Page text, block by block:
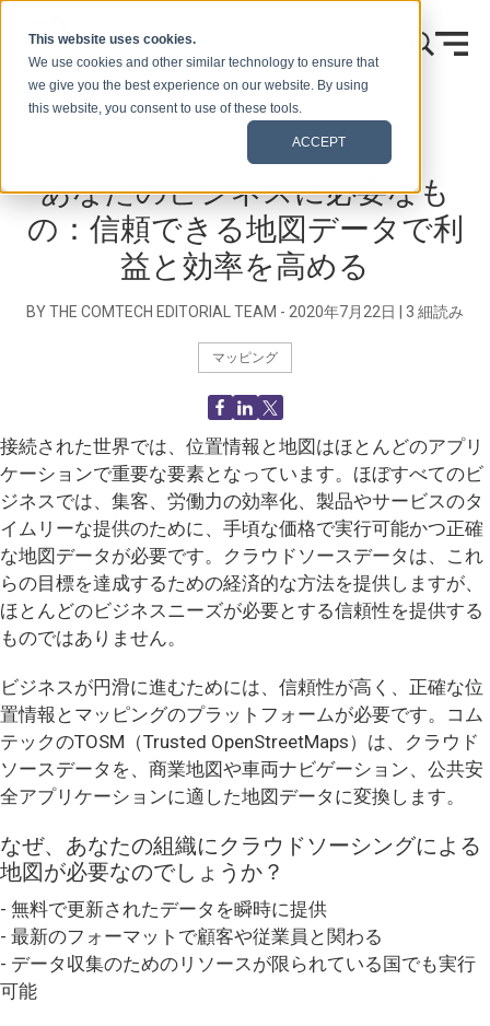
This website uses cookies.
We use cookies and other similar technology to ensure that
we give you the best experience on our website. By using
this website, you consent to use of these tools.
ACCEPT
Blog Post
あなたのビジネスに必要なも
の：信頼できる地図データで利
益と効率を高める
BY THE COMTECH EDITORIAL TEAM - 2020年7月22日 3 細読み
マッピング
接続された世界では、位置情報と地図はほとんどのアプリ
ケーションで重要な要素となっています。ほぼすべてのビ
ジネスでは、集客、労働力の効率化、製品やサービスのタ
イムリーな提供のために、手頃な価格で実行可能かつ正確
な地図データが必要です。クラウドソースデータは、これ
らの目標を達成するための経済的な方法を提供しますが、
ほとんどのビジネスニーズが必要とする信頼性を提供する
ものではありません。
ビジネスが円滑に進むためには、信頼性が高く、正確な位
置情報とマッピングのプラットフォームが必要です。コム
テックのTOSM（Trusted OpenStreetMaps）は、クラウド
ソースデータを、商業地図や車両ナビゲーション、公共安
全アプリケーションに適した地図データに変換します。
なぜ、あなたの組織にクラウドソーシングによる
地図が必要なのでしょうか？
- 無料で更新されたデータを瞬時に提供
- 最新のフォーマットで顧客や従業員と関わる
- データ収集のためのリソースが限られている国でも実行
可能